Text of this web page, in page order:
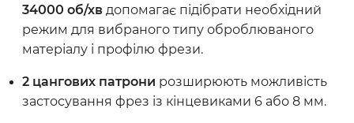
34000 об/хв допомагає підібрати необхідний
режим для вибраного типу оброблюваного
матеріалу і профілю фрези.
2 цангових патрони розширюють можливість
застосування фрез із кінцевиками 6 або 8 мм.